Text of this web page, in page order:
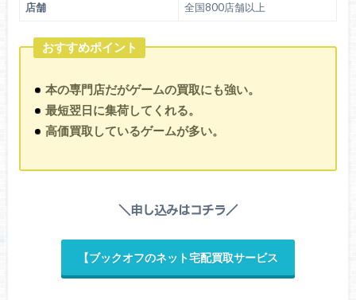
店舗 全国800店舗以上
おすすめポイント
本の専門店だがゲームの買取にも強い。
最短翌日に集荷してくれる。
高価買取しているゲームが多い。
＼申し込みはコチラ／
【ブックオフのネット宅配買取サービス